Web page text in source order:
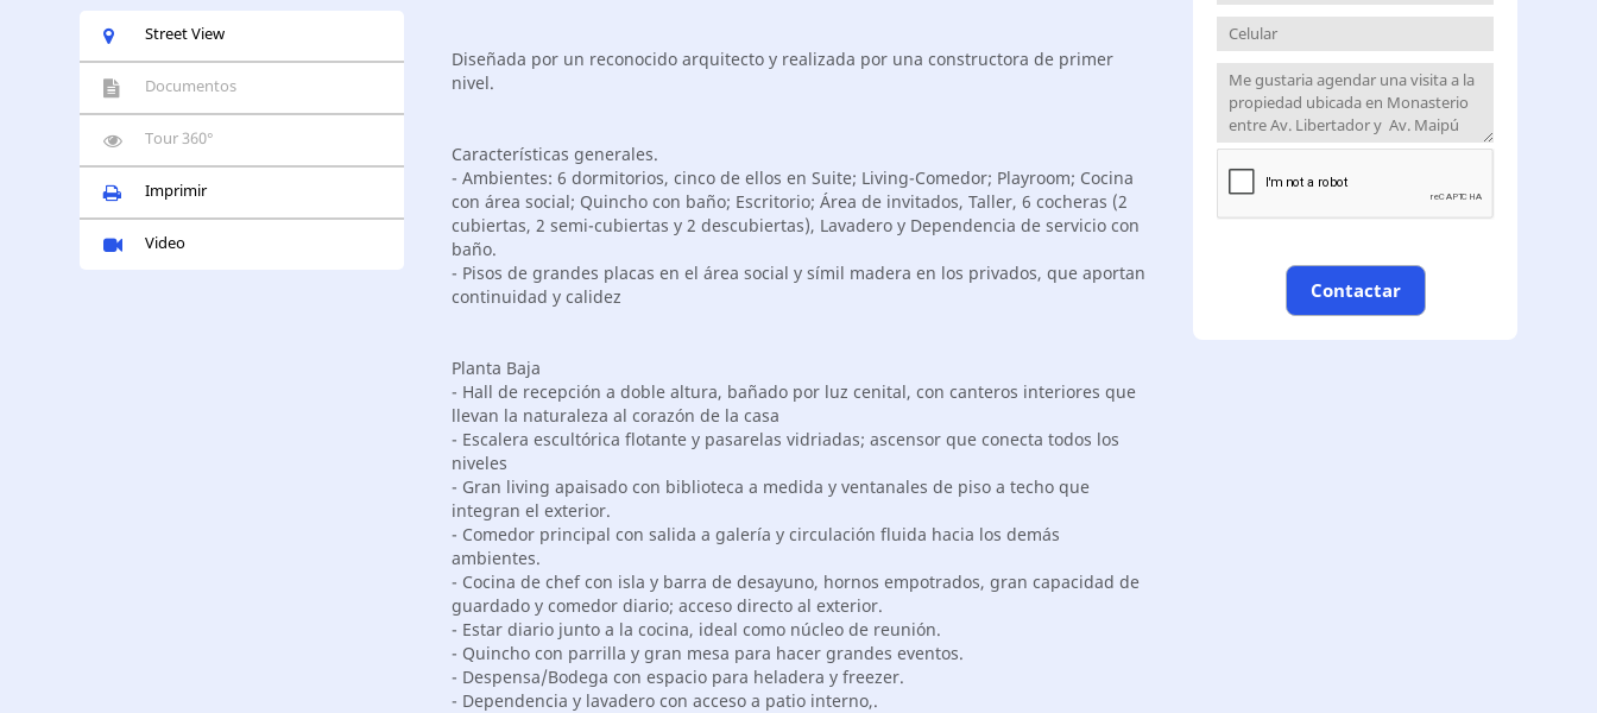
Street View
Documentos
Tour 360°
Imprimir
Video
Diseñada por un reconocido arquitecto y realizada por una constructora de primer
nivel.
Características generales.
- Ambientes: 6 dormitorios, cinco de ellos en Suite; Living-Comedor; Playroom; Cocina
con área social; Quincho con baño; Escritorio; Área de invitados, Taller, 6 cocheras (2
cubiertas, 2 semi-cubiertas y 2 descubiertas), Lavadero y Dependencia de servicio con
baño.
- Pisos de grandes placas en el área social y símil madera en los privados, que aportan
continuidad y calidez
Planta Baja
- Hall de recepción a doble altura, bañado por luz cenital, con canteros interiores que
llevan la naturaleza al corazón de la casa
- Escalera escultórica flotante y pasarelas vidriadas; ascensor que conecta todos los
niveles
- Gran living apaisado con biblioteca a medida y ventanales de piso a techo que
integran el exterior.
- Comedor principal con salida a galería y circulación fluida hacia los demás
ambientes.
- Cocina de chef con isla y barra de desayuno, hornos empotrados, gran capacidad de
guardado y comedor diario; acceso directo al exterior.
- Estar diario junto a la cocina, ideal como núcleo de reunión.
- Quincho con parrilla y gran mesa para hacer grandes eventos.
- Despensa/Bodega con espacio para heladera y freezer.
- Dependencia y lavadero con acceso a patio interno,.
Contactar